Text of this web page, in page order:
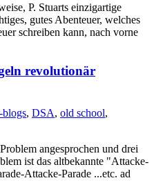
P. Stuarts einzigartige
gutes Abenteuer, welches
schreiben kann, nach vorne
revolutionär
blogs, DSA, old school,
angesprochen und drei
ist das altbekannte "Attacke-
Attacke-Parade ...etc. ad